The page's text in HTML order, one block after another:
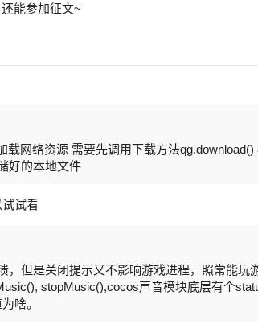
能参加征文~
载网络资源 需要先调用下载方法
好的本地文件
试看
，但是关闭提示又不影响游戏进程，照常能玩
stopMusic(),cocos声音模块底层有个
啥。